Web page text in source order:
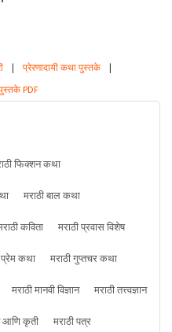
| प्रेरणादायी कथा पुस्तके |
PDF
फिक्शन कथा
मराठी बाल कथा
कविता
मराठी प्रवास विशेष
प्रेम कथा
मराठी गुप्तचर कथा
मराठी मानवी विज्ञान
मराठी तत्त्वज्ञान
आणि कृती
मराठी पत्र